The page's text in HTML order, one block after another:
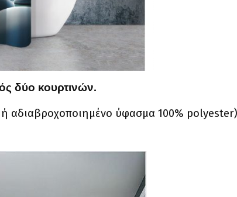
δύο κουρτινών.
αδιαβροχοποιημένο ύφασμα 100%